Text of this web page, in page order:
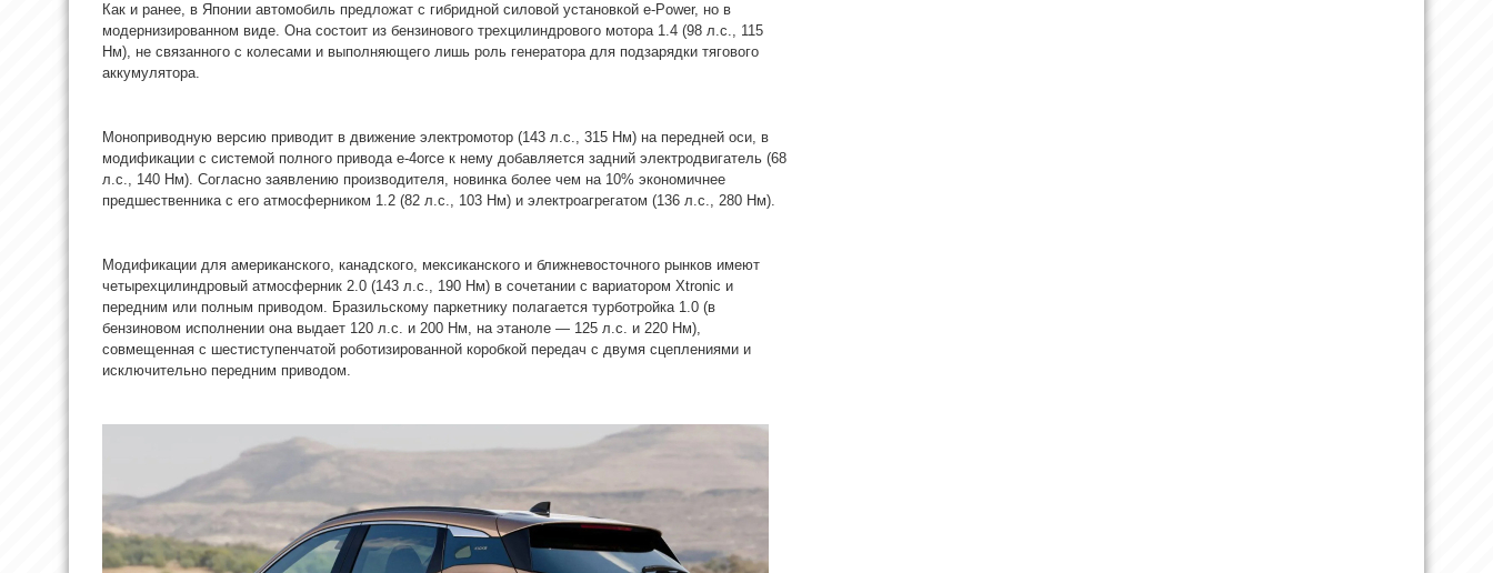
Как и ранее, в Японии автомобиль предложат с гибридной силовой установкой e-Power, но в
модернизированном виде. Она состоит из бензинового трехцилиндрового мотора 1.4 (98 л.с., 115
Нм), не связанного с колесами и выполняющего лишь роль генератора для подзарядки тягового
аккумулятора.
Моноприводную версию приводит в движение электромотор (143 л.с., 315 Нм) на передней оси, в
модификации с системой полного привода e‐4orce к нему добавляется задний электродвигатель (68
л.с., 140 Нм). Согласно заявлению производителя, новинка более чем на 10% экономичнее
предшественника с его атмосферником 1.2 (82 л.с., 103 Нм) и электроагрегатом (136 л.с., 280 Нм).
Модификации для американского, канадского, мексиканского и ближневосточного рынков имеют
четырехцилиндровый атмосферник 2.0 (143 л.с., 190 Нм) в сочетании с вариатором Xtronic и
передним или полным приводом. Бразильскому паркетнику полагается турботройка 1.0 (в
бензиновом исполнении она выдает 120 л.с. и 200 Нм, на этаноле — 125 л.с. и 220 Нм),
совмещенная с шестиступенчатой роботизированной коробкой передач с двумя сцеплениями и
исключительно передним приводом.